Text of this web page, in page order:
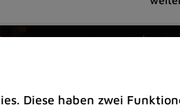
Diese haben zwei